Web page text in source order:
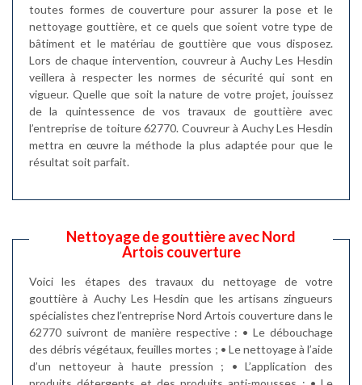
toutes formes de couverture pour assurer la pose et le
nettoyage gouttière, et ce quels que soient votre type de
bâtiment et le matériau de gouttière que vous disposez.
Lors de chaque intervention, couvreur à Auchy Les Hesdin
veillera à respecter les normes de sécurité qui sont en
vigueur. Quelle que soit la nature de votre projet, jouissez
de la quintessence de vos travaux de gouttière avec
l’entreprise de toiture 62770. Couvreur à Auchy Les Hesdin
mettra en œuvre la méthode la plus adaptée pour que le
résultat soit parfait.
Nettoyage de gouttière avec Nord
Artois couverture
Voici les étapes des travaux du nettoyage de votre
gouttière à Auchy Les Hesdin que les artisans zingueurs
spécialistes chez l’entreprise Nord Artois couverture dans le
62770 suivront de manière respective : • Le débouchage
des débris végétaux, feuilles mortes ; • Le nettoyage à l’aide
d’un nettoyeur à haute pression ; • L’application des